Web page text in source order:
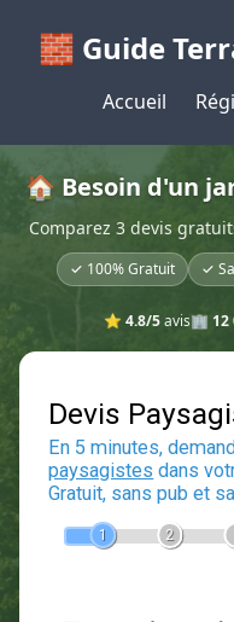
🧱 Guide
Accueil
🏠 Besoin d'un
Comparez 3 devis
✓ 100% Gratuit ✓
⭐ 4.8/5avis🏢 12
Devis
En 5 minutes,